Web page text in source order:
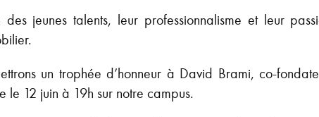
jeunes talents, leur professionnalisme et leur
un trophée d’honneur à David Brami, co-
le 12 juin à 19h sur notre campus.